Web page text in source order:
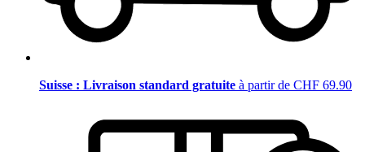
Suisse : Livraison standard gratuite à partir de CHF 69.90